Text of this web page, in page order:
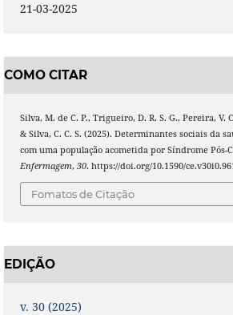
21-03-2025
COMO CITAR
Silva, M. de C. P., Trigueiro, D. R. S. G., Pereira, V.
& Silva, C. C. S. (2025). Determinantes sociais da
com uma população acometida por Síndrome Pós-
Enfermagem, 30. https://doi.org/10.1590/
Fomatos de Citação
EDIÇÃO
v. 30 (2025)